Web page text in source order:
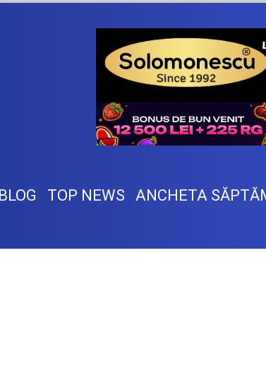
BLOG TOP NEWS ANCHETA